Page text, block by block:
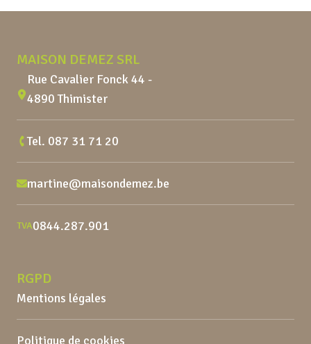
MAISON DEMEZ SRL
Rue Cavalier Fonck 44 -
4890 Thimister
Tel. 087 31 71 20
martine@maisondemez.be
TVA0844.287.901
RGPD
Mentions légales
Politique de cookies